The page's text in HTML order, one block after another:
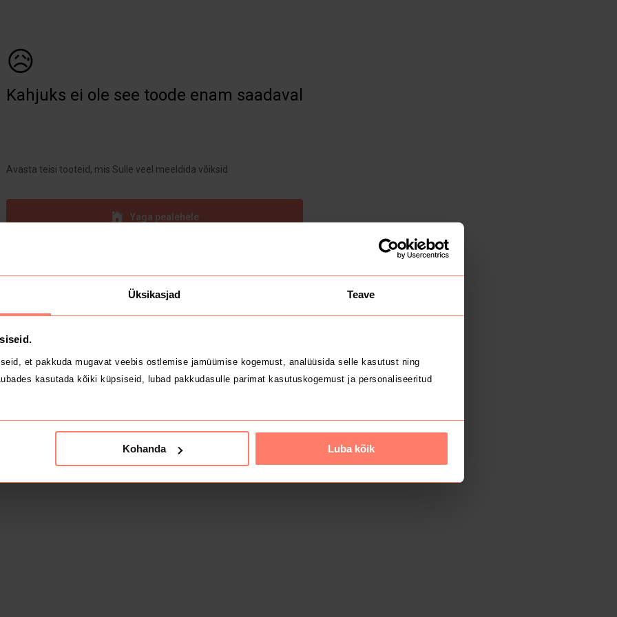
Üksikasjad Teave
et pakkuda mugavat veebis ostlemise jamüümise kogemust, analüüsida selle kasutust ning
kasutada kõiki küpsiseid, lubad pakkudasulle parimat kasutuskogemust ja personaliseeritud
Kohanda Luba kõik
😥
Kahjuks ei ole see toode enam saadaval
Avasta teisi tooteid, mis Sulle veel meeldida võiksid
Yaga pealehele